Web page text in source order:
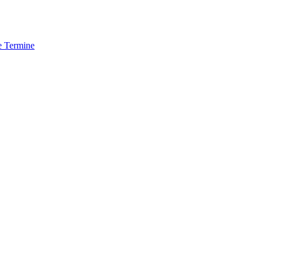
Termine